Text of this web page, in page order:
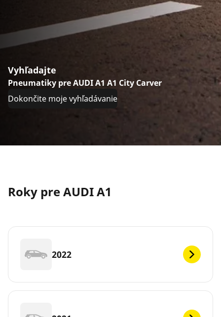
Vyhľadajte
Pneumatiky pre AUDI A1 A1 City Carver
Dokončite moje vyhľadávanie
Roky pre AUDI A1
2022